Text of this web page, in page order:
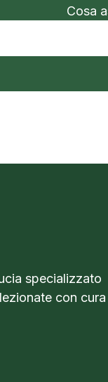
Cosa
specializzato
con cura